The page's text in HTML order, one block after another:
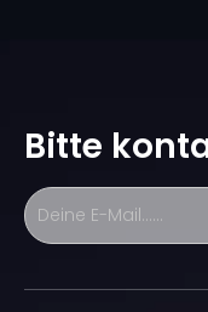
Bitte